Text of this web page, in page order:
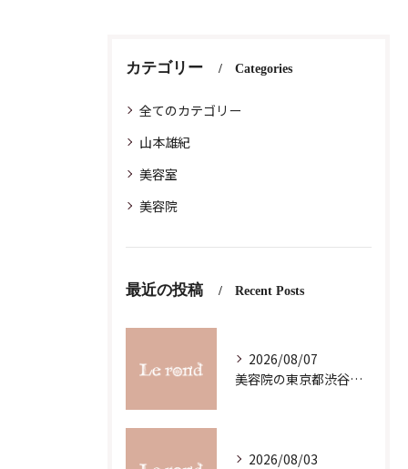
カテゴリー Categories
全てのカテゴリー
山本雄紀
美容室
美容院
最近の投稿 Recent Posts
2026/08/07
美容院の東京都渋谷区恵比寿求人募集で理想の働き方と職場選びを徹底解説
2026/08/03